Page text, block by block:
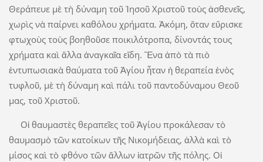
Θεράπευε μὲ τὴ δύναμη τοῦ Ἰησοῦ Χριστοῦ τοὺς ἀσθενεῖς,
χωρὶς νὰ παίρνει καθόλου χρήματα. Ἀκόμη, ὅταν εὕρισκε
φτωχοὺς τοὺς βοηθοῦσε ποικιλότροπα, δίνοντάς τους
χρήματα καὶ ἄλλα ἀναγκαῖα εἴδη. Ἕνα ἀπὸ τὰ πιὸ
ἐντυπωσιακὰ θαύματα τοῦ Ἁγίου ἦταν ἡ θεραπεία ἐνὸς
τυφλοῦ, μὲ τὴ δύναμη καὶ πάλι τοῦ παντοδύναμου Θεοῦ
μας, τοῦ Χριστοῦ.
Οἱ θαυμαστὲς θεραπεῖες τοῦ Ἁγίου προκάλεσαν τὸ
θαυμασμὸ τῶν κατοίκων τῆς Νικομήδειας, ἀλλὰ καὶ τὸ
μίσος καὶ τὸ φθόνο τῶν ἄλλων ἰατρῶν τῆς πόλης. Οἱ